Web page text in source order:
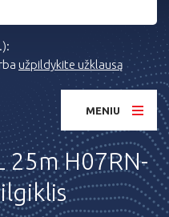
užpildykite užklausą
MENIU
25m H07RN-